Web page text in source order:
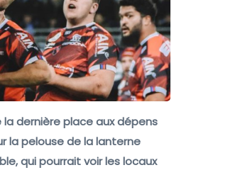
dernière place aux dépens
la pelouse de la lanterne
qui pourrait voir les locaux